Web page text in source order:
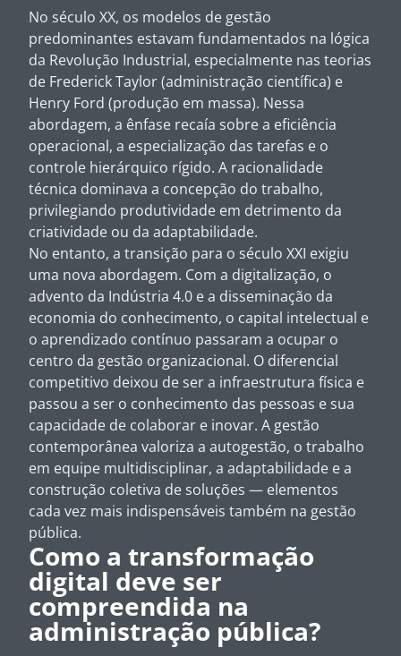
No século XX, os modelos de gestão
predominantes estavam fundamentados na lógica
da Revolução Industrial, especialmente nas teorias
de Frederick Taylor (administração científica) e
Henry Ford (produção em massa). Nessa
abordagem, a ênfase recaía sobre a eficiência
operacional, a especialização das tarefas e o
controle hierárquico rígido. A racionalidade
técnica dominava a concepção do trabalho,
privilegiando produtividade em detrimento da
criatividade ou da adaptabilidade.
No entanto, a transição para o século XXI exigiu
uma nova abordagem. Com a digitalização, o
advento da Indústria 4.0 e a disseminação da
economia do conhecimento, o capital intelectual e
o aprendizado contínuo passaram a ocupar o
centro da gestão organizacional. O diferencial
competitivo deixou de ser a infraestrutura física e
passou a ser o conhecimento das pessoas e sua
capacidade de colaborar e inovar. A gestão
contemporânea valoriza a autogestão, o trabalho
em equipe multidisciplinar, a adaptabilidade e a
construção coletiva de soluções — elementos
cada vez mais indispensáveis também na gestão
pública.
Como a transformação
digital deve ser
compreendida na
administração pública?